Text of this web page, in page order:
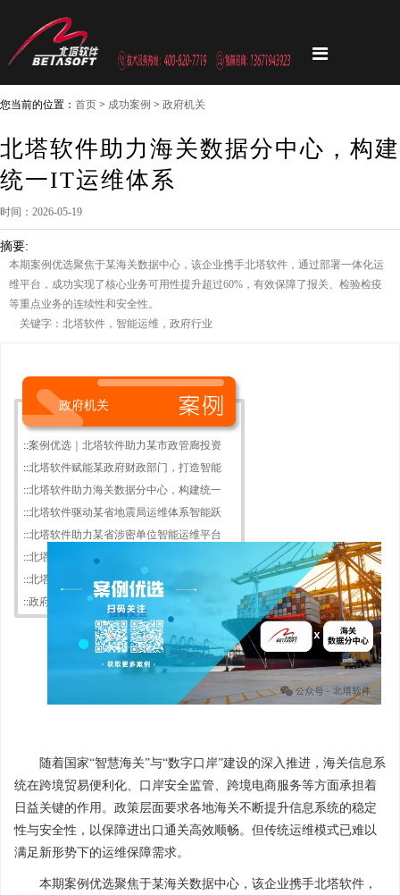
您当前的位置： 首页 > 成功案例 > 政府机关
北塔软件助力海关数据分中心，构建
统一IT运维体系
时间：2026-05-19
摘要:
本期案例优选聚焦于某海关数据中心，该企业携手北塔软件，通过部署一体化运
维平台，成功实现了核心业务可用性提升超过60%，有效保障了报关、检验检疫
等重点业务的连续性和安全性。
关键字：北塔软件，智能运维，政府行业
政府机关
::案例优选｜北塔软件助力某市政管廊投资
::北塔软件赋能某政府财政部门，打造智能
::北塔软件助力海关数据分中心，构建统一
::北塔软件驱动某省地震局运维体系智能跃
::北塔软件助力某省涉密单位智能运维平台
::北塔软件以智能运维体系赋能某市“城市
::北塔软件助力某网信办构建统智能运维体
::政府信创运维大时代来临，北塔软件智能
随着国家“智慧海关”与“数字口岸”建设的深入推进，海关信息系
统在跨境贸易便利化、口岸安全监管、跨境电商服务等方面承担着
日益关键的作用。政策层面要求各地海关不断提升信息系统的稳定
性与安全性，以保障进出口通关高效顺畅。但传统运维模式已难以
满足新形势下的运维保障需求。
本期案例优选聚焦于某海关数据中心，该企业携手北塔软件，